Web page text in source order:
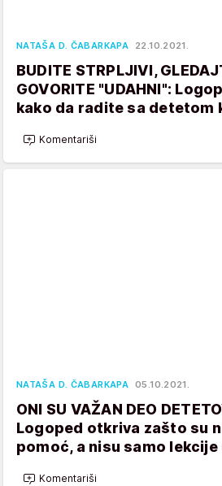
NATAŠA D. ČABARKAPA 22.10.2021.
BUDITE STRPLJIVI,
GOVORITE "UDAHNI":
kako da radite sa detetom
Komentariši
NATAŠA D. ČABARKAPA 05.10.2021.
ONI SU VAŽAN DEO
Logoped otkriva zašto su
pomoć, a nisu samo
Komentariši